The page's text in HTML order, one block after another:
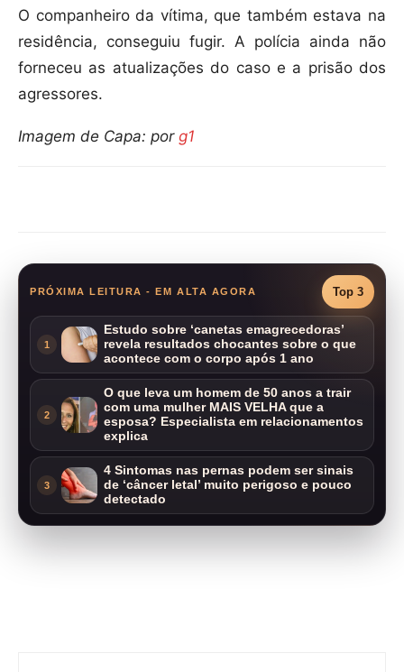
O companheiro da vítima, que também estava na
residência, conseguiu fugir. A polícia ainda não
forneceu as atualizações do caso e a prisão dos
agressores.
Imagem de Capa: por g1
PRÓXIMA LEITURA - EM ALTA AGORA Top 3
1
Estudo sobre ‘canetas emagrecedoras’
revela resultados chocantes sobre o que
acontece com o corpo após 1 ano
2
O que leva um homem de 50 anos a trair
com uma mulher MAIS VELHA que a
esposa? Especialista em relacionamentos
explica
3
4 Sintomas nas pernas podem ser sinais
de ‘câncer letal’ muito perigoso e pouco
detectado